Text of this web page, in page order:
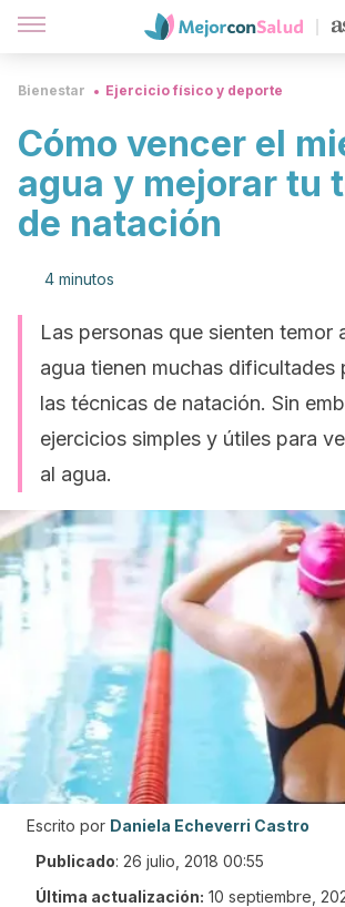
Bienestar Ejercicio físico y deporte
Cómo vencer el
agua y mejorar tu
de natación
4 minutos
Las personas que sienten temor
agua tienen muchas dificultades
las técnicas de natación. Sin
ejercicios simples y útiles para
al agua.
Escrito por Daniela Echeverri Castro
Publicado: 26 julio, 2018 00:55
Última actualización: 10 septiembre,